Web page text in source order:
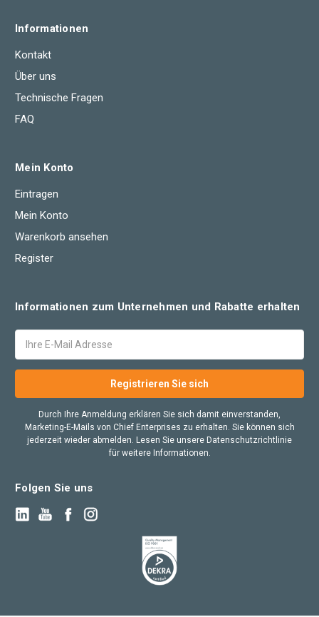
Informationen
Kontakt
Über uns
Technische Fragen
FAQ
Mein Konto
Eintragen
Mein Konto
Warenkorb ansehen
Register
Informationen zum Unternehmen und Rabatte erhalten
Mail
Durch Ihre Anmeldung erklären Sie sich damit einverstanden,
Marketing-E-Mails von Chief Enterprises zu erhalten. Sie können sich
jederzeit wieder abmelden. Lesen Sie unsere Datenschutzrichtlinie
für weitere Informationen.
Folgen Sie uns